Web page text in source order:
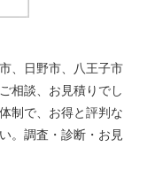
、日野市、八王子市
相談、お見積りでし
制で、お得と評判な
。調査・診断・お見